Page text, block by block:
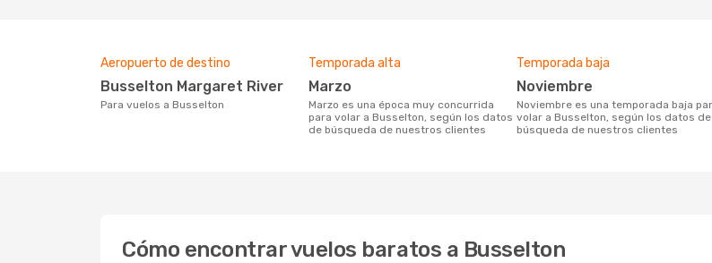
Aeropuerto de destino
Busselton Margaret River
Para vuelos a Busselton
Temporada alta
marzo
marzo es una época muy concurrida
para volar a Busselton, según los datos
de búsqueda de nuestros clientes
Temporada baja
noviembre
noviembre es una temporada baja para
volar a Busselton, según los datos de
búsqueda de nuestros clientes
Cómo encontrar vuelos baratos a Busselton